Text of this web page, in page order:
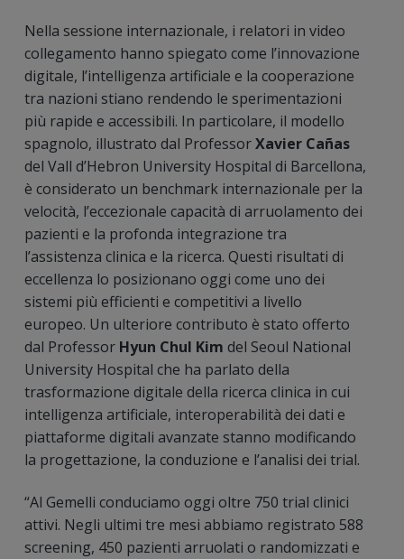
Nella sessione internazionale, i relatori in video
collegamento hanno spiegato come l’innovazione
digitale, l’intelligenza artificiale e la cooperazione
tra nazioni stiano rendendo le sperimentazioni
più rapide e accessibili. In particolare, il modello
spagnolo, illustrato dal ProfessorXavier Cañas
del Vall d’Hebron University Hospital di Barcellona,
è considerato un benchmark internazionale per la
velocità, l’eccezionale capacità di arruolamento dei
pazienti e la profonda integrazione tra
l’assistenza clinica e la ricerca. Questi risultati di
eccellenza lo posizionano oggi come uno dei
sistemi più efficienti e competitivi a livello
europeo. Un ulteriore contributo è stato offerto
dal Professor Hyun Chul Kim del Seoul National
University Hospital che ha parlato della
trasformazione digitale della ricerca clinica in cui
intelligenza artificiale, interoperabilità dei dati e
piattaforme digitali avanzate stanno modificando
la progettazione, la conduzione e l’analisi dei trial.
“Al Gemelli conduciamo oggi oltre 750 trial clinici
attivi. Negli ultimi tre mesi abbiamo registrato 588
screening, 450 pazienti arruolati o randomizzati e